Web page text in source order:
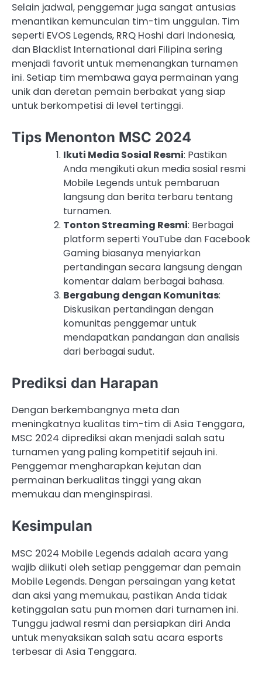
Selain jadwal, penggemar juga sangat antusias
menantikan kemunculan tim-tim unggulan. Tim
seperti EVOS Legends, RRQ Hoshi dari Indonesia,
dan Blacklist International dari Filipina sering
menjadi favorit untuk memenangkan turnamen
ini. Setiap tim membawa gaya permainan yang
unik dan deretan pemain berbakat yang siap
untuk berkompetisi di level tertinggi.
Tips Menonton MSC 2024
Ikuti Media Sosial Resmi: Pastikan
Anda mengikuti akun media sosial resmi
Mobile Legends untuk pembaruan
langsung dan berita terbaru tentang
turnamen.
Tonton Streaming Resmi: Berbagai
platform seperti YouTube dan Facebook
Gaming biasanya menyiarkan
pertandingan secara langsung dengan
komentar dalam berbagai bahasa.
Bergabung dengan Komunitas:
Diskusikan pertandingan dengan
komunitas penggemar untuk
mendapatkan pandangan dan analisis
dari berbagai sudut.
Prediksi dan Harapan
Dengan berkembangnya meta dan
meningkatnya kualitas tim-tim di Asia Tenggara,
MSC 2024 diprediksi akan menjadi salah satu
turnamen yang paling kompetitif sejauh ini.
Penggemar mengharapkan kejutan dan
permainan berkualitas tinggi yang akan
memukau dan menginspirasi.
Kesimpulan
MSC 2024 Mobile Legends adalah acara yang
wajib diikuti oleh setiap penggemar dan pemain
Mobile Legends. Dengan persaingan yang ketat
dan aksi yang memukau, pastikan Anda tidak
ketinggalan satu pun momen dari turnamen ini.
Tunggu jadwal resmi dan persiapkan diri Anda
untuk menyaksikan salah satu acara esports
terbesar di Asia Tenggara.